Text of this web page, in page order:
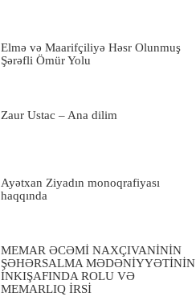
Elmə və Maarifçiliyə Həsr Olunmuş
Şərəfli Ömür Yolu
Zaur Ustac – Ana dilim
Ayətxan Ziyadın monoqrafiyası
haqqında
MEMAR ƏCƏMİ NAXÇIVANİNİN
ŞƏHƏRSALMA MƏDƏNİYYƏTİNİN
İNKIŞAFINDA ROLU VƏ
MEMARLIQ İRSİ